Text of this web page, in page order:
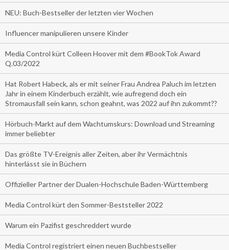
NEU: Buch-Bestseller der letzten vier Wochen
Influencer manipulieren unsere Kinder
Media Control kürt Colleen Hoover mit dem #BookTok Award
Q.03/2022
Hat Robert Habeck, als er mit seiner Frau Andrea Paluch im letzten
Jahr in einem Kinderbuch erzählt, wie aufregend doch ein
Stromausfall sein kann, schon geahnt, was 2022 auf ihn zukommt??
Hörbuch-Markt auf dem Wachtumskurs: Download und Streaming
immer beliebter
Das größte TV-Ereignis aller Zeiten, aber ihr Vermächtnis
hinterlässt sie in Büchern
Offizieller Partner der Dualen-Hochschule Baden-Württemberg
Media Control kürt den Sommer-Beststeller 2022
Warum ein Pazifist geschreddert wurde
Media Control registriert einen neuen Buchbestseller